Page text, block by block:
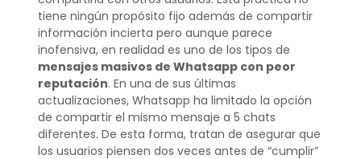
tiene ningún propósito fijo además de compartir
información incierta pero aunque parece
inofensiva, en realidad es uno de los tipos de
mensajes masivos de Whatsapp con peor
reputación. En una de sus últimas
actualizaciones, Whatsapp ha limitado la opción
de compartir el mismo mensaje a 5 chats
diferentes. De esta forma, tratan de asegurar que
los usuarios piensen dos veces antes de “cumplir”